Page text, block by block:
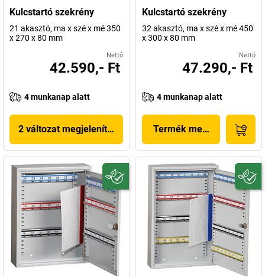
Kulcstartó szekrény
21 akasztó, ma x szé x mé 350
x 270 x 80 mm
Nettó
42.590,- Ft
4 munkanap alatt
2 változat megjelenítése
Kulcstartó szekrény
32 akasztó, ma x szé x mé 450
x 300 x 80 mm
Nettó
47.290,- Ft
4 munkanap alatt
Termék megjelenítése